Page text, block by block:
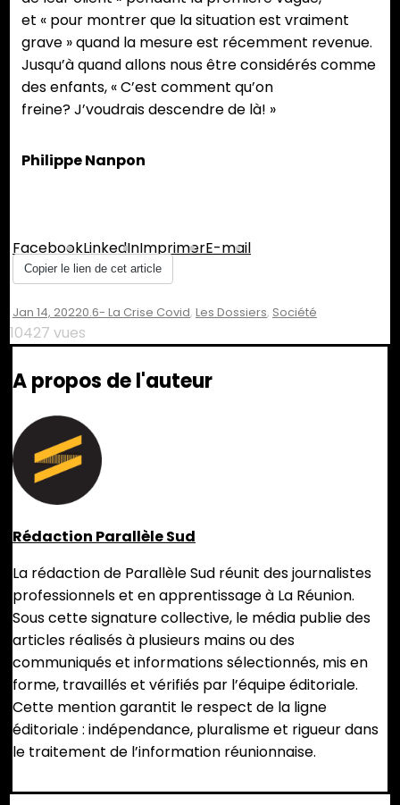
et « pour montrer que la situation est vraiment
grave » quand la mesure est récemment revenue.
Jusqu’à quand allons nous être considérés comme
des enfants, « C’est comment qu’on
freine? J’voudrais descendre de là! »
Philippe Nanpon
FacebookLinkedInImprimerE-mail
Copier le lien de cet article
Jan 14, 20220.6- La Crise Covid, Les Dossiers, Société
10427 vues
A propos de l'auteur
Rédaction Parallèle Sud
La rédaction de Parallèle Sud réunit des journalistes
professionnels et en apprentissage à La Réunion.
Sous cette signature collective, le média publie des
articles réalisés à plusieurs mains ou des
communiqués et informations sélectionnés, mis en
forme, travaillés et vérifiés par l’équipe éditoriale.
Cette mention garantit le respect de la ligne
éditoriale : indépendance, pluralisme et rigueur dans
le traitement de l’information réunionnaise.